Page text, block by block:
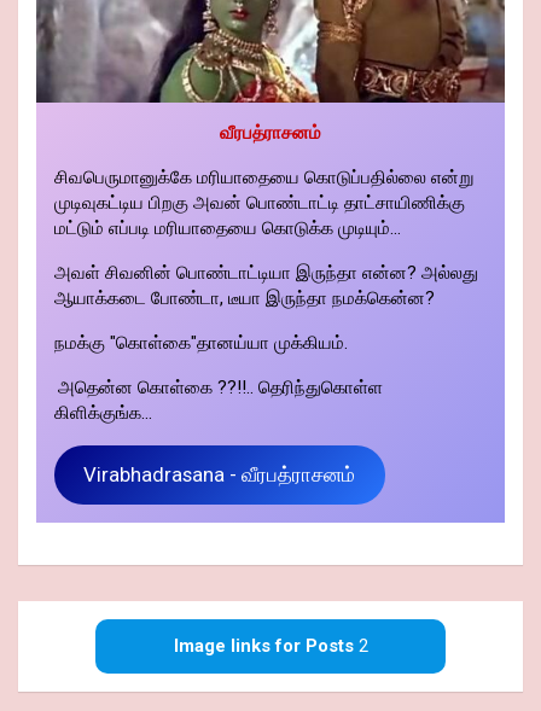
வீரபத்ராசனம்
சிவபெருமானுக்கே மரியாதையை கொடுப்பதில்லை என்று
முடிவுகட்டிய பிறகு அவன் பொண்டாட்டி தாட்சாயிணிக்கு
மட்டும் எப்படி மரியாதையை கொடுக்க முடியும்...
அவள் சிவனின் பொண்டாட்டியா இருந்தா என்ன? அல்லது
ஆயாக்கடை போண்டா, டீயா இருந்தா நமக்கென்ன?
நமக்கு "கொள்கை"தானய்யா முக்கியம்.
அதென்ன கொள்கை ??!!.. தெரிந்துகொள்ள
கிளிக்குங்க...
Virabhadrasana - வீரபத்ராசனம்
Image links for Posts2